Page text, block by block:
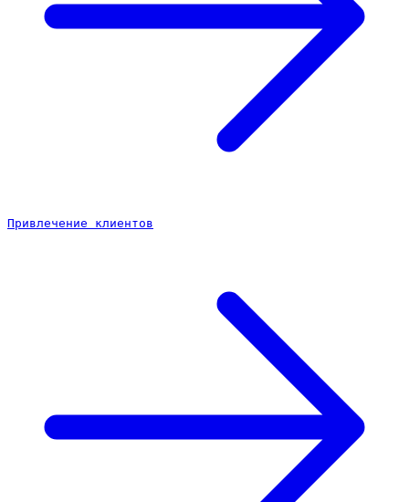
Привлечение клиентов